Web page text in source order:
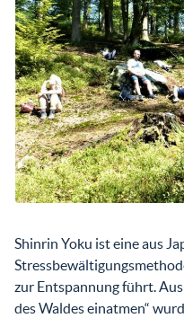
Shinrin Yoku ist eine aus
zur Entspannung führt.
des Waldes einatmen“